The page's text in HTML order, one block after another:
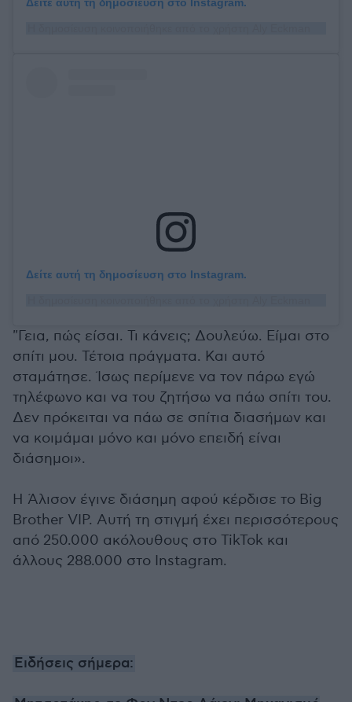
Δείτε αυτή τη δημοσίευση στο Instagram.
"Γεια, πώς είσαι. Τι κάνεις; Δουλεύω. Είμαι στο
σπίτι μου. Τέτοια πράγματα. Και αυτό
σταμάτησε. Ίσως περίμενε να τον πάρω εγώ
τηλέφωνο και να του ζητήσω να πάω σπίτι του.
Δεν πρόκειται να πάω σε σπίτια διασήμων και
να κοιμάμαι μόνο και μόνο επειδή είναι
διάσημοι».
H Άλισον έγινε διάσημη αφού κέρδισε το Big
Brother VIP. Αυτή τη στιγμή έχει περισσότερους
από 250.000 ακόλουθους στο TikTok και
άλλους 288.000 στο Instagram.
Ειδήσεις σήμερα: